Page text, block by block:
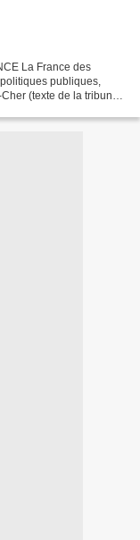
La France des
publiques,
(texte de la tribune